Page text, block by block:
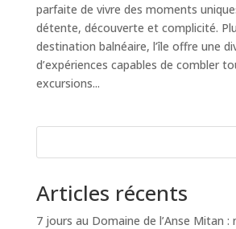
parfaite de vivre des moments
détente, découverte et complicité.
destination balnéaire, l’île offre une
d’expériences capables de combler
excursions...
Articles récents
7 jours au Domaine de l’Anse Mitan :